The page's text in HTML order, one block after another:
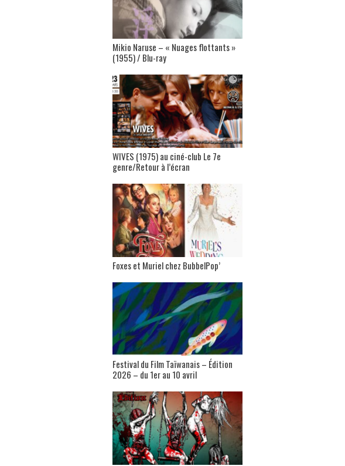
Mikio Naruse – « Nuages flottants »
(1955) / Blu-ray
WIVES (1975) au ciné-club Le 7e
genre/Retour à l’écran
Foxes et Muriel chez BubbelPop’
Festival du Film Taïwanais – Édition
2026 – du 1er au 10 avril